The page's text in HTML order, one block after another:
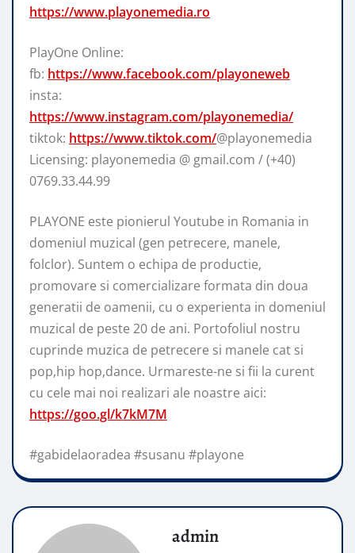
https://www.playonemedia.ro
PlayOne Online:
fb: https://www.facebook.com/playoneweb
insta:
https://www.instagram.com/playonemedia/
tiktok: https://www.tiktok.com/@playonemedia
Licensing: playonemedia @ gmail.com / (+40)
0769.33.44.99
PLAYONE este pionierul Youtube in Romania in
domeniul muzical (gen petrecere, manele,
folclor). Suntem o echipa de productie,
promovare si comercializare formata din doua
generatii de oamenii, cu o experienta in domeniul
muzical de peste 20 de ani. Portofoliul nostru
cuprinde muzica de petrecere si manele cat si
pop,hip hop,dance. Urmareste-ne si fii la curent
cu cele mai noi realizari ale noastre aici:
https://goo.gl/k7kM7M
#gabidelaoradea #susanu #playone
admin